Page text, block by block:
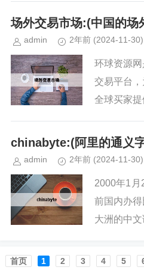
你大概...
场外交易市场:(中国的场
admin 2年前 (2024-11-30)
环球资源
交易平台
全球买家
些交易钱
chinabyte:(阿里的通义
admin 2年前 (2024-11-30)
2000年1月
前国内办
大洲的中
新闻 板。
首页️ 1 2 3 4 5